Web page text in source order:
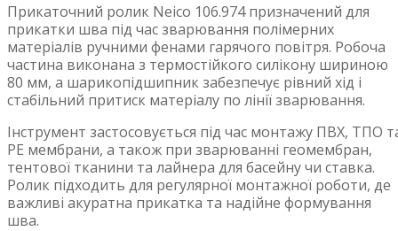
Прикаточний ролик Neico 106.974 призначений для
прикатки шва під час зварювання полімерних
матеріалів ручними фенами гарячого повітря. Робоча
частина виконана з термостійкого силікону шириною
80 мм, а шарикопідшипник забезпечує рівний хід і
стабільний притиск матеріалу по лінії зварювання.
Інструмент застосовується під час монтажу ПВХ, ТПО
PE мембрани, а також при зварюванні геомембран,
тентової тканини та лайнера для басейну чи ставка.
Ролик підходить для регулярної монтажної роботи, де
важливі акуратна прикатка та надійне формування
шва.